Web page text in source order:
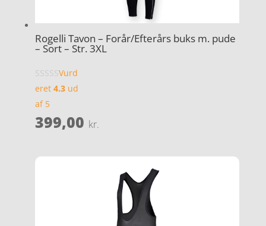
Rogelli Tavon – Forår/Efterårs buks m. pude
– Sort – Str. 3XL
Vurd
eret 4.3ud
af 5
399,00 kr.